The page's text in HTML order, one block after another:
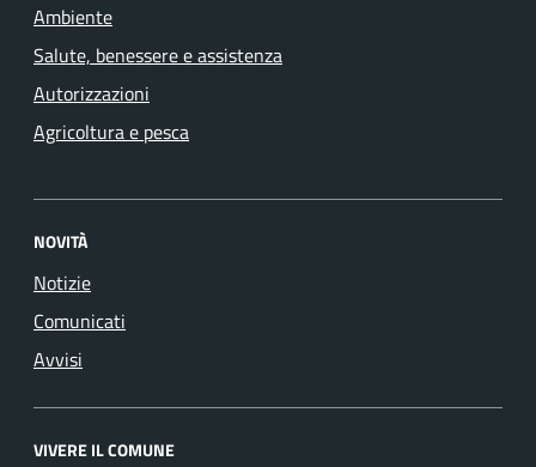
Ambiente
Salute, benessere e assistenza
Autorizzazioni
Agricoltura e pesca
NOVITÀ
Notizie
Comunicati
Avvisi
VIVERE IL COMUNE